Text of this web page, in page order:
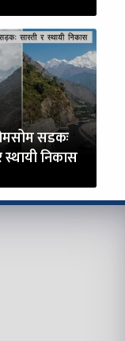
सडकः
स्थायी निकास